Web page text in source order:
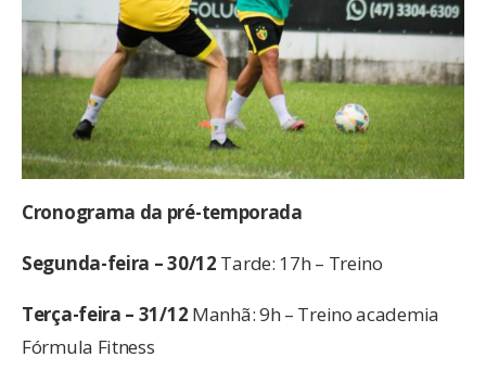
Cronograma da pré-temporada
Segunda-feira – 30/12 Tarde: 17h – Treino
Terça-feira – 31/12 Manhã: 9h – Treino academia
Fórmula Fitness